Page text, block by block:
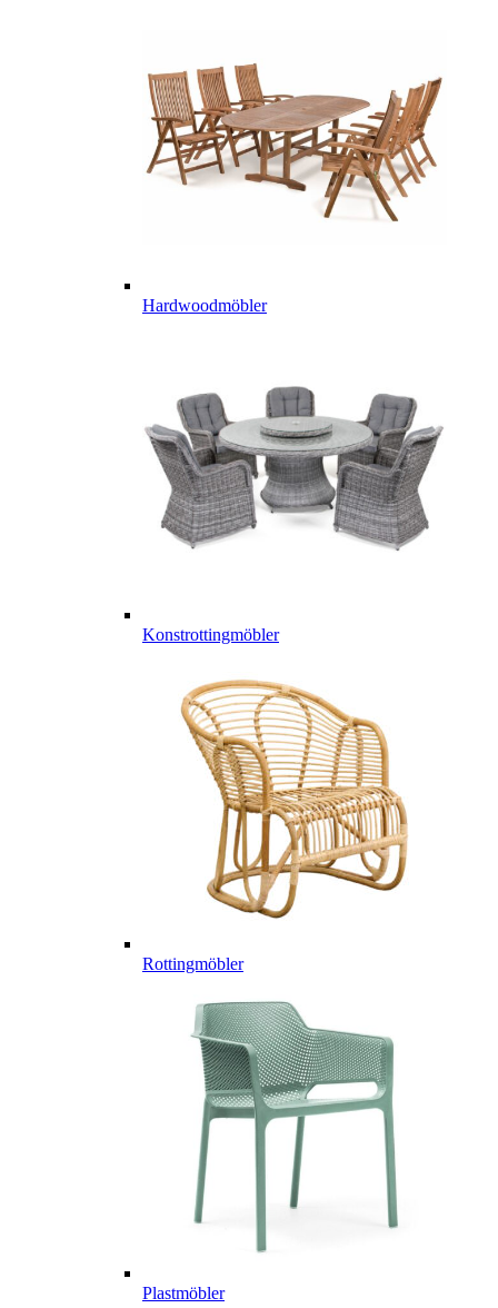
Hardwoodmöbler
Konstrottingmöbler
Rottingmöbler
Plastmöbler